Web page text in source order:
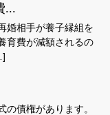
...
婚相手が養子縁組を
育費が減額されるの
の債権があります。